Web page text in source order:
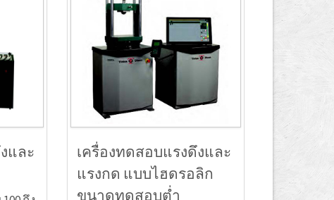
และ
เครื่องทดสอบแรงดึงและ
แรงกด แบบไฮดรอลิก
ขนาดทดสอบต่ำ